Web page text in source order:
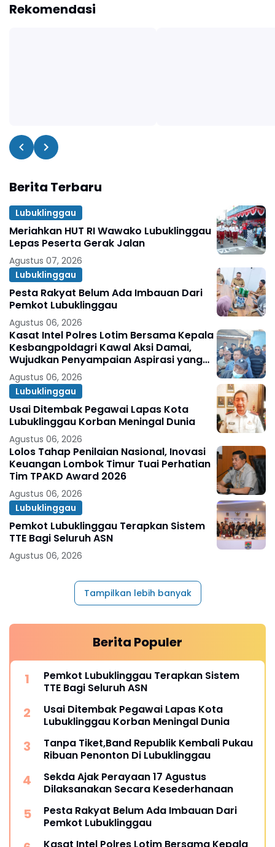
Rekomendasi
Berita Terbaru
Lubuklinggau
Meriahkan HUT RI Wawako Lubuklinggau
Lepas Peserta Gerak Jalan
Agustus 07, 2026
Lubuklinggau
Pesta Rakyat Belum Ada Imbauan Dari
Pemkot Lubuklinggau
Agustus 06, 2026
Kasat Intel Polres Lotim Bersama Kepala
Kesbangpoldagri Kawal Aksi Damai,
Wujudkan Penyampaian Aspirasi yang
Aman dan Kondusif
Agustus 06, 2026
Lubuklinggau
Usai Ditembak Pegawai Lapas Kota
Lubuklinggau Korban Meningal Dunia
Agustus 06, 2026
Lolos Tahap Penilaian Nasional, Inovasi
Keuangan Lombok Timur Tuai Perhatian
Tim TPAKD Award 2026
Agustus 06, 2026
Lubuklinggau
Pemkot Lubuklinggau Terapkan Sistem
TTE Bagi Seluruh ASN
Agustus 06, 2026
Tampilkan lebih banyak
Berita Populer
Pemkot Lubuklinggau Terapkan Sistem
TTE Bagi Seluruh ASN
Usai Ditembak Pegawai Lapas Kota
Lubuklinggau Korban Meningal Dunia
Tanpa Tiket,Band Republik Kembali Pukau
Ribuan Penonton Di Lubuklinggau
Sekda Ajak Perayaan 17 Agustus
Dilaksanakan Secara Kesederhanaan
Pesta Rakyat Belum Ada Imbauan Dari
Pemkot Lubuklinggau